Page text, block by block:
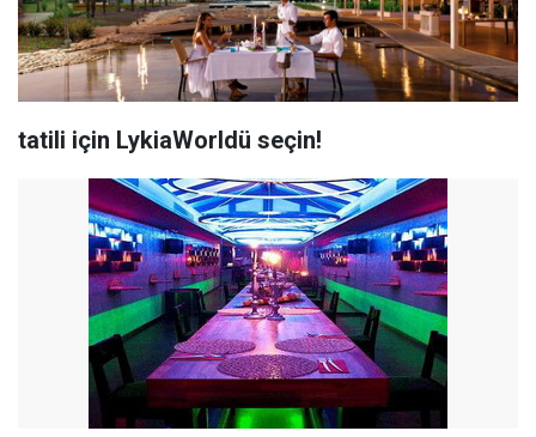
tatili için LykiaWorldü seçin!